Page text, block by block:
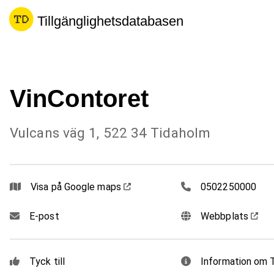
Tillgänglighetsdatabasen
VinContoret
Vulcans väg 1, 522 34 Tidaholm
Visa på Google maps 0502250000
0502250000
E-post Webbplats
Tyck till Information om